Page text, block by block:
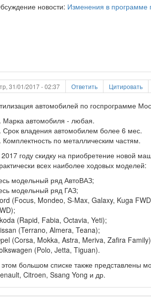
новости: Изменения в программе
31/01/2017 - 02:37 Ответить Цитировать
автомобилей по госпрограмме
Марка автомобиля - любая.
Срок владения автомобилем более 6 мес.
Комплектность по металлическим частям.
году скидку на приобретение новой
всех наиболее ходовых моделей:
модельный ряд АвтоВАЗ;
модельный ряд ГАЗ;
(Focus, Mondeo, S-Max, Galaxy, Kuga
(Rapid, Fabia, Octavia, Yeti);
(Terrano, Almera, Teana);
(Corsa, Mokka, Astra, Meriva, Zafira
(Polo, Jetta, Tiguan).
большом списке также представлены
Citroen, Ssang Yong и др.